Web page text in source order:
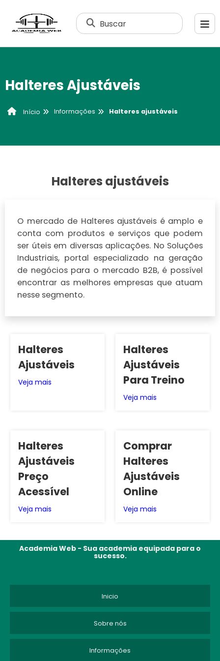
Buscar
Halteres Ajustáveis
Início Informações Halteres ajustáveis
Halteres ajustáveis
O mercado de Halteres ajustáveis é amplo e
conta com produtos e serviços que podem
ser úteis em diversas aplicações. No Soluções
Industriais, portal especializado na geração
de negócios para o mercado B2B, é possível
encontrar as melhores empresas que atuam
nesse segmento.
Halteres
Ajustáveis
Veja mais
Halteres
Ajustáveis
Para Treino
Veja mais
Halteres
Ajustáveis
Preço
Acessível
Veja mais
Comprar
Halteres
Ajustáveis
Online
Veja mais
Academia Web - Sua academia equipada para o
sucesso.
Inicio
Sobre nós
Informações